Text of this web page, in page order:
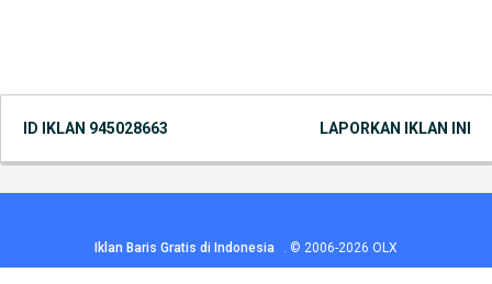
ID IKLAN 945028663 LAPORKAN IKLAN INI
Iklan Baris Gratis di Indonesia . © 2006-2026 OLX